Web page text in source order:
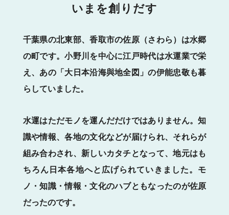
いまを創りだす
千葉県の北東部、香取市の佐原（さわら）は水郷
の町です。小野川を中心に江戸時代は水運業で栄
え、あの「大日本沿海與地全図」の伊能忠敬も暮
らしていました。
水運はただモノを運んだだけではありません。知
識や情報、各地の文化などが届けられ、それらが
組み合わされ、新しいカタチとなって、地元はも
ちろん日本各地へと広げられていきました。モ
ノ・知識・情報・文化のハブともなったのが佐原
だったのです。